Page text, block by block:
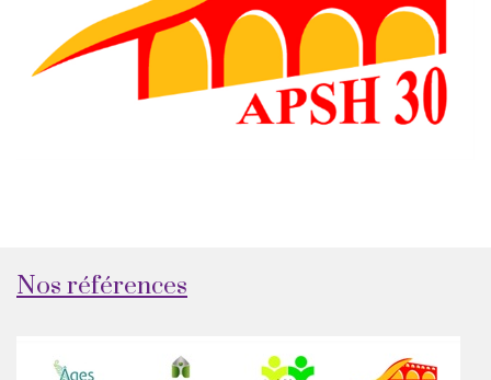
Nos références